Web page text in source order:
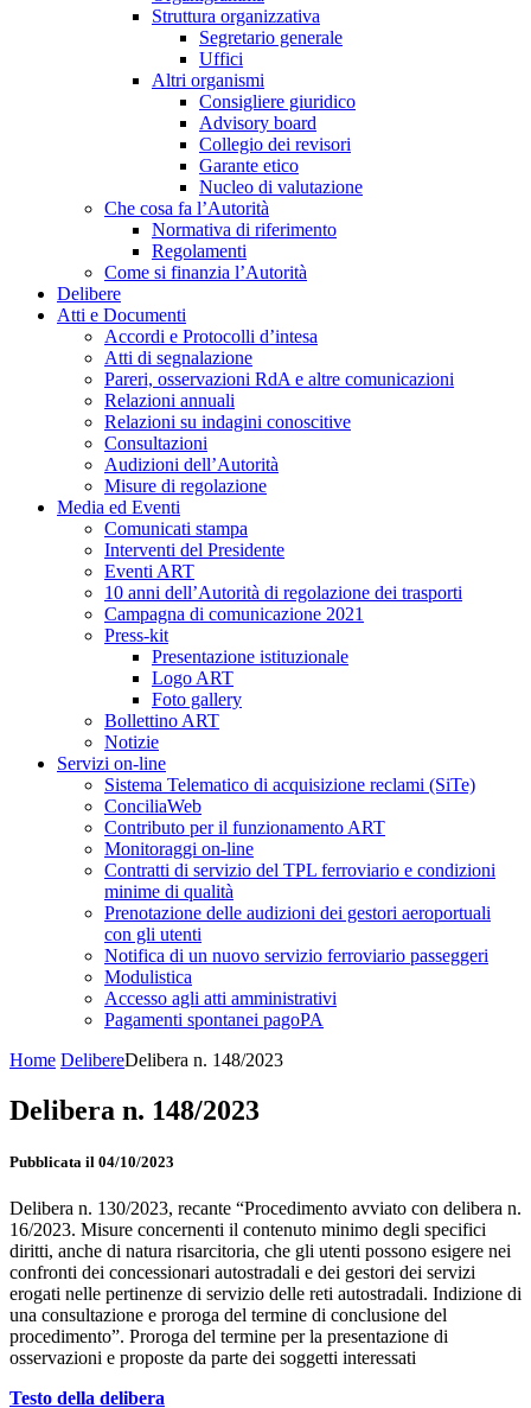
Struttura organizzativa
Segretario generale
Uffici
Altri organismi
Consigliere giuridico
Advisory board
Collegio dei revisori
Garante etico
Nucleo di valutazione
Che cosa fa l’Autorità
Normativa di riferimento
Regolamenti
Come si finanzia l’Autorità
Delibere
Atti e Documenti
Accordi e Protocolli d’intesa
Atti di segnalazione
Pareri, osservazioni RdA e altre comunicazioni
Relazioni annuali
Relazioni su indagini conoscitive
Consultazioni
Audizioni dell’Autorità
Misure di regolazione
Media ed Eventi
Comunicati stampa
Interventi del Presidente
Eventi ART
10 anni dell’Autorità di regolazione dei trasporti
Campagna di comunicazione 2021
Press-kit
Presentazione istituzionale
Logo ART
Foto gallery
Bollettino ART
Notizie
Servizi on-line
Sistema Telematico di acquisizione reclami (SiTe)
ConciliaWeb
Contributo per il funzionamento ART
Monitoraggi on-line
Contratti di servizio del TPL ferroviario e condizioni
minime di qualità
Prenotazione delle audizioni dei gestori aeroportuali
con gli utenti
Notifica di un nuovo servizio ferroviario passeggeri
Modulistica
Accesso agli atti amministrativi
Pagamenti spontanei pagoPA
Home DelibereDelibera n. 148/2023
Delibera n. 148/2023
Pubblicata il 04/10/2023
Delibera n. 130/2023, recante “Procedimento avviato con delibera n.
16/2023. Misure concernenti il contenuto minimo degli specifici
diritti, anche di natura risarcitoria, che gli utenti possono esigere nei
confronti dei concessionari autostradali e dei gestori dei servizi
erogati nelle pertinenze di servizio delle reti autostradali. Indizione di
una consultazione e proroga del termine di conclusione del
procedimento”. Proroga del termine per la presentazione di
osservazioni e proposte da parte dei soggetti interessati
Testo della delibera